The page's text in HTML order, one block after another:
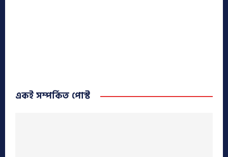
একই সম্পর্কিত পোস্ট